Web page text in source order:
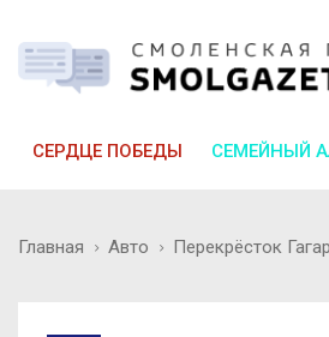
СЕРДЦЕ ПОБЕДЫ СЕМЕЙНЫЙ
Главная Авто Перекрёсток